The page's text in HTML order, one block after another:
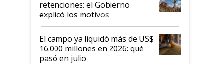
retenciones: el Gobierno
explicó los motivos
El campo ya liquidó más de US$
16.000 millones en 2026: qué
pasó en julio